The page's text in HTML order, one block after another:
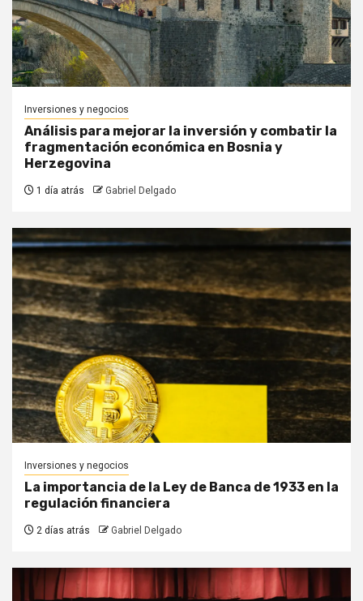
Inversiones y negocios
Análisis para mejorar la inversión y combatir la
fragmentación económica en Bosnia y
Herzegovina
1 día atrás Gabriel Delgado
Inversiones y negocios
La importancia de la Ley de Banca de 1933 en la
regulación financiera
2 días atrás Gabriel Delgado